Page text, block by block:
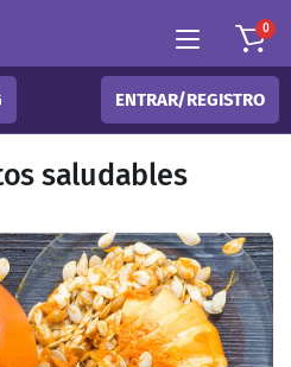
0
ENTRAR/REGISTRO
saludables